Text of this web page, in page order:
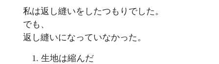
私は返し縫いをしたつもりでした。
でも、
返し縫いになっていなかった。
生地は縮んだ